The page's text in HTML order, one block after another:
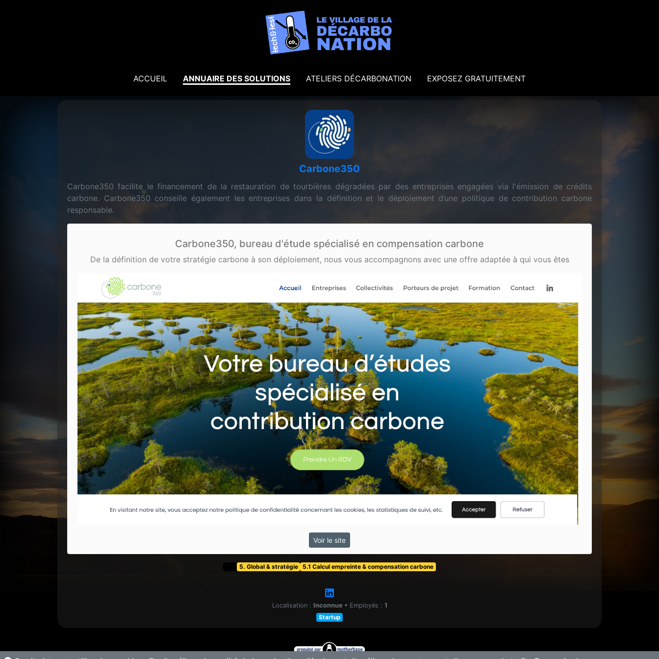
ACCUEIL ANNUAIRE DES SOLUTIONS ATELIERS DÉCARBONATION EXPOSEZ GRATUITEMENT
Carbone350
Carbone350 facilite le financement de la restauration de tourbières dégradées par des entreprises engagées via l'émission de crédits
carbone. Carbone350 conseille également les entreprises dans la définition et le déploiement d’une politique de contribution carbone
responsable.
Carbone350, bureau d'étude spécialisé en compensation carbone
De la définition de votre stratégie carbone à son déploiement, nous vous accompagnons avec une offre adaptée à qui vous êtes
Voir le site
5. Global & stratégie 5.1 Calcul empreinte & compensation carbone
Localisation : Inconnue • Employés : 1
Startup